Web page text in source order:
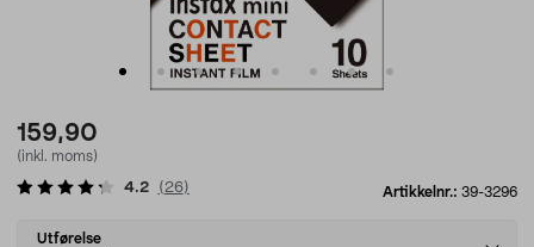
159,90
(inkl. moms)
Artikkelnr.: 39-3296
4.2 ( 26)
Select
Utførelse